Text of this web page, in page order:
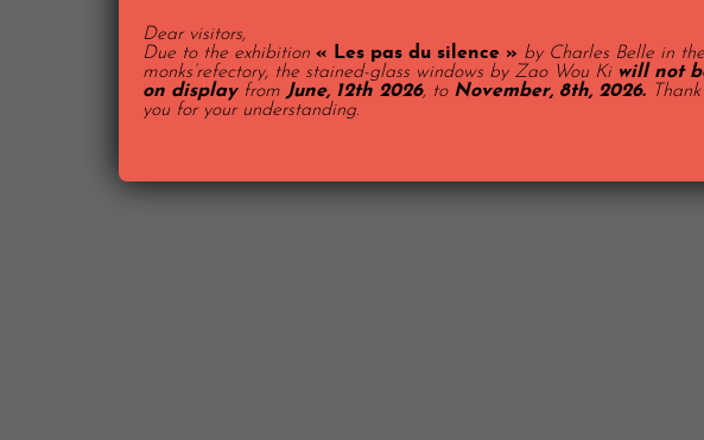
Dear visitors,
Due to the exhibition « Les pas du silence » by Charles Belle in
monks’refectory, the stained-glass windows by Zao Wou Ki will not
on displayfrom June, 12th 2026, to November, 8th, 2026. Thank
you for your understanding.